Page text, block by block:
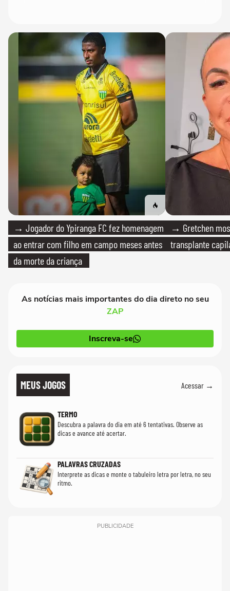
→ Jogador do Ypiranga FC fez homenagem
ao entrar com filho em campo meses antes
da morte da criança
→ Gretchen
transplante
As notícias mais importantes do dia direto no seu
ZAP
Inscreva-se
MEUS JOGOS Acessar →
TERMO
Descubra a palavra do dia em até 6 tentativas. Observe as
dicas e avance até acertar.
PALAVRAS CRUZADAS
Interprete as dicas e monte o tabuleiro letra por letra, no seu
ritmo.
PUBLICIDADE